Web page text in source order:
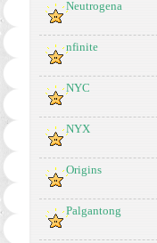
Neutrogena
nfinite
NYC
NYX
Origins
Palgantong